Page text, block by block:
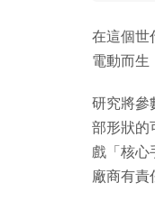
在這個世
電動而生
研究將參
部形狀的
戲「核心
廠商有責